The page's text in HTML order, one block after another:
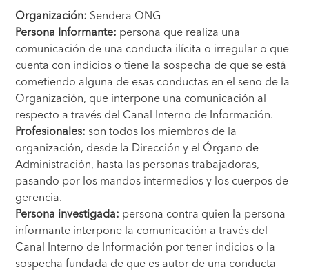
Organización: Sendera ONG
Persona Informante: persona que realiza una
comunicación de una conducta ilícita o irregular o que
cuenta con indicios o tiene la sospecha de que se está
cometiendo alguna de esas conductas en el seno de la
Organización, que interpone una comunicación al
respecto a través del Canal Interno de Información.
Profesionales: son todos los miembros de la
organización, desde la Dirección y el Órgano de
Administración, hasta las personas trabajadoras,
pasando por los mandos intermedios y los cuerpos de
gerencia.
Persona investigada: persona contra quien la persona
informante interpone la comunicación a través del
Canal Interno de Información por tener indicios o la
sospecha fundada de que es autor de una conducta